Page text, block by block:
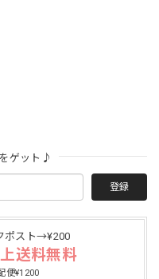
ゲット♪
登録
ポスト→¥200
送料無料
便¥1200